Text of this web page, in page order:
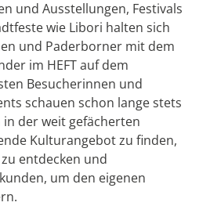
und Ausstellungen, Festivals
wie Libori halten sich
und Paderborner mit dem
im HEFT auf dem
Besucherinnen und
schauen schon lange stets
in der weit gefächerten
Kulturangebot zu finden,
entdecken und
um den eigenen